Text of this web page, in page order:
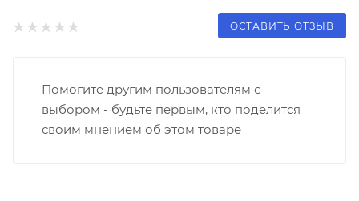
ОСТАВИТЬ ОТЗЫВ
Помогите другим пользователям с
выбором - будьте первым, кто поделится
своим мнением об этом товаре